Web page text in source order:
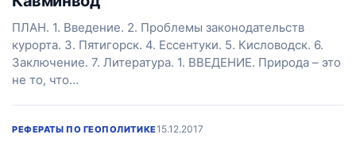
ПЛАН. 1. Введение. 2. Проблемы законодательств
курорта. 3. Пятигорск. 4. Ессентуки. 5. Кисловодск. 6.
Заключение. 7. Литература. 1. ВВЕДЕНИЕ. Природа – это
не то, что…
РЕФЕРАТЫ ПО ГЕОПОЛИТИКЕ15.12.2017